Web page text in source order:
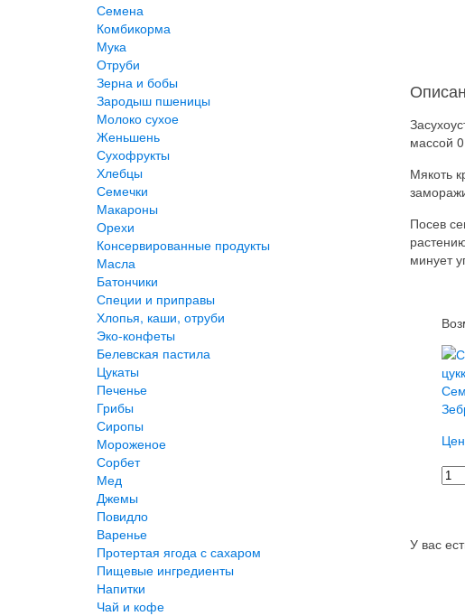
Семена
Комбикорма
Мука
Отруби
Зерна и бобы
Зародыш пшеницы
Молоко сухое
Женьшень
Сухофрукты
Хлебцы
Семечки
Макароны
Орехи
Консервированные продукты
Масла
Батончики
Специи и приправы
Хлопья, каши, отруби
Эко-конфеты
Белевская пастила
Цукаты
Печенье
Грибы
Сиропы
Мороженое
Сорбет
Мед
Джемы
Повидло
Варенье
Протертая ягода с сахаром
Пищевые ингредиенты
Напитки
Чай и кофе
массой
Мякоть
Посев
минует
У вас